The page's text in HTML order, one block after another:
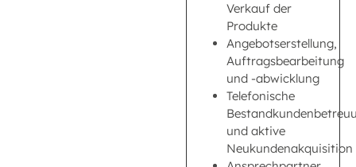
Verkauf der
Produkte
Angebotserstellung,
Auftragsbearbeitung
und -abwicklung
Telefonische
und aktive
Neukundenakquisition